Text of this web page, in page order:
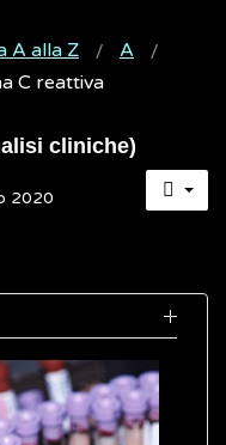
A alla Z
A
C reattiva
cliniche)
2020